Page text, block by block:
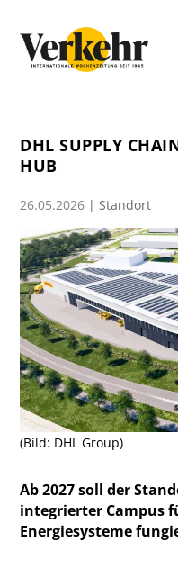
DHL SUPPLY
HUB
26.05.2026 |Standort
(Bild: DHL Group)
Ab 2027 soll der
integrierter Campus
Energiesysteme